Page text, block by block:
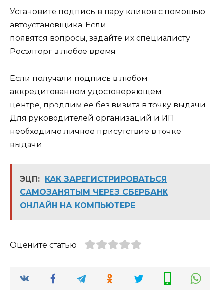
Установите подпись в пару кликов с помощью
автоустановщика. Если
появятся вопросы, задайте их специалисту
Росэлторг в любое время
Если получали подпись в любом
аккредитованном удостоверяющем
центре, продлим ее без визита в точку выдачи.
Для руководителей организаций и ИП
необходимо личное присутствие в точке
выдачи
ЭЦП: КАК ЗАРЕГИСТРИРОВАТЬСЯ
САМОЗАНЯТЫМ ЧЕРЕЗ СБЕРБАНК
ОНЛАЙН НА КОМПЬЮТЕРЕ
Оцените статью